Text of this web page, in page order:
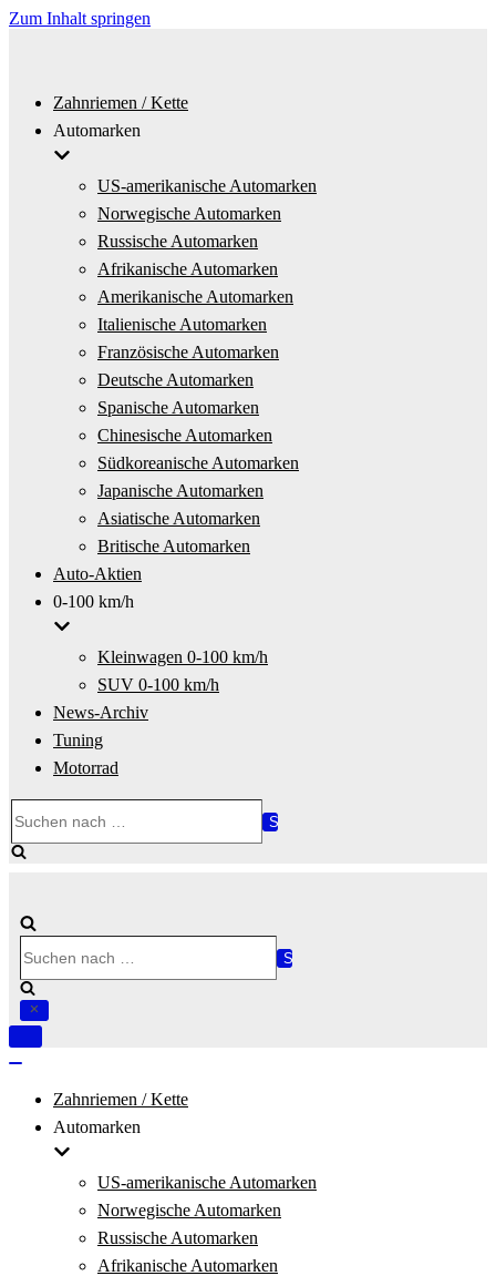
Zum Inhalt springen
Zahnriemen / Kette
Automarken
US-amerikanische Automarken
Norwegische Automarken
Russische Automarken
Afrikanische Automarken
Amerikanische Automarken
Italienische Automarken
Französische Automarken
Deutsche Automarken
Spanische Automarken
Chinesische Automarken
Südkoreanische Automarken
Japanische Automarken
Asiatische Automarken
Britische Automarken
Auto-Aktien
0-100 km/h
Kleinwagen 0-100 km/h
SUV 0-100 km/h
News-Archiv
Tuning
Motorrad
nach …
nach …
Navigation
Zahnriemen / Kette
Automarken
US-amerikanische Automarken
Norwegische Automarken
Russische Automarken
Afrikanische Automarken